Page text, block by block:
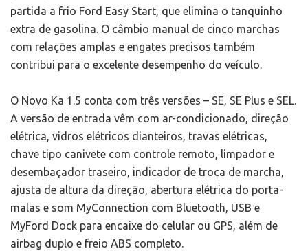
partida a frio Ford Easy Start, que elimina o tanquinho
extra de gasolina. O câmbio manual de cinco marchas
com relações amplas e engates precisos também
contribui para o excelente desempenho do veículo.
O Novo Ka 1.5 conta com três versões – SE, SE Plus e SEL.
A versão de entrada vêm com ar-condicionado, direção
elétrica, vidros elétricos dianteiros, travas elétricas,
chave tipo canivete com controle remoto, limpador e
desembaçador traseiro, indicador de troca de marcha,
ajusta de altura da direção, abertura elétrica do porta-
malas e som MyConnection com Bluetooth, USB e
MyFord Dock para encaixe do celular ou GPS, além de
airbag duplo e freio ABS completo.